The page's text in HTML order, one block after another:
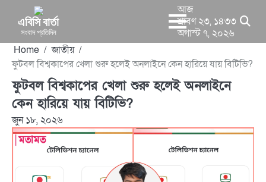
content
এবিসি বার্তা
সংবাদ প্রতিদিন
আজ
শ্রাবণ ২৩, ১৪৩৩
অগাস্ট ৭, ২০২৬
Home
জাতীয়
ফুটবল বিশ্বকাপের খেলা শুরু হলেই অনলাইনে কেন হারিয়ে যায় বিটিভি?
ফুটবল বিশ্বকাপের খেলা শুরু হলেই অনলাইনে
কেন হারিয়ে যায় বিটিভি?
জুন ১৮, ২০২৬